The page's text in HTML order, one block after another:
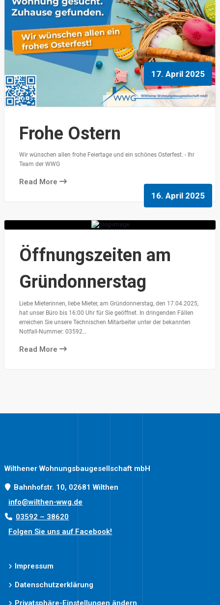
17. April 2025
Frohe Ostern
Wir wünschen allen frohe Feiertage und ein schönes Osterfest. - Ihr
Team der WWG
Read More
16. April 2025
Öffnungszeiten am
Gründonnerstag
Liebe Mieterinnen, liebe Mieter, am Gründonnerstag, den 17.04.2025,
hat unser Büro bis 16:00 Uhr für Sie geöffnet. In dringenden Fällen
erreichen Sie unsere Technischen Mitarbeiter unter der bekannten
Notfall-Nummer: 03592…
Read More
Wilthener Wohnungsbaugesellschaft mbH
Bahnhofstr. 10, 02681 Wilthen
info@wilthen-wwg.de
03592 – 38620
Folgen Sie uns auf Facebook!
Impressum
Datenschutzerklärung
Privatsphäre-Einstellungen ändern